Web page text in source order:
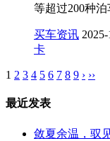
等超过200种
买车资讯
卡
1 2 3 4 5 6 7 8 9 › ››
最近发表
敛夏余温，驭